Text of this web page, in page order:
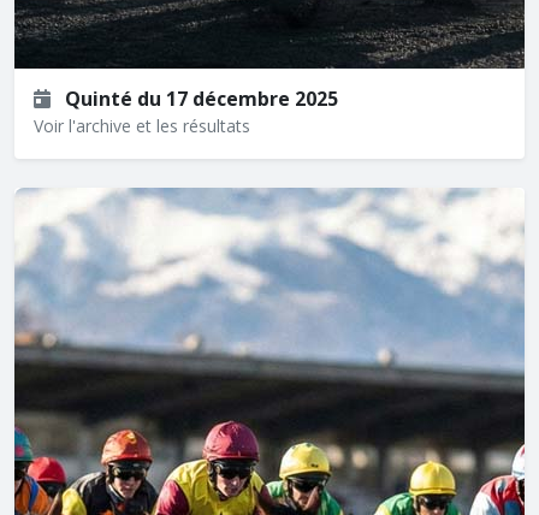
Quinté du 17 décembre 2025
Voir l'archive et les résultats